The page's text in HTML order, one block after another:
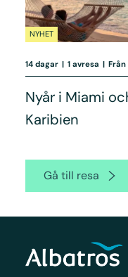
NYHET
14 dagar | 1 avresa |
Nyår i Miami
Karibien
Gå till resa